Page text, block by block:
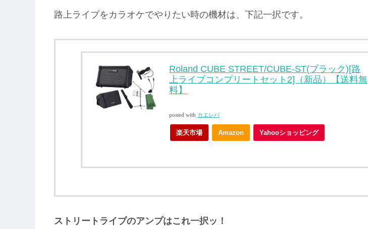
路上ライブをカラオケでやりたい時の機材は、下記一択です。
Roland CUBE STREET/CUBE-ST(ブラック)[路
上ライブコンプリートセット2]（新品）【送料無
料】
posted with カエレバ
楽天市場 Amazon Yahooショッピング
ストリートライブのアンプはこれ一択ッ！